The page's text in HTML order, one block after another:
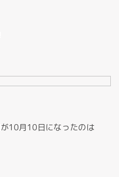
10月10日になったのは